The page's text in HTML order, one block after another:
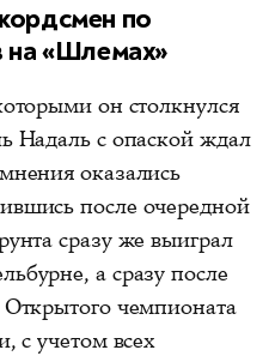
по
на «Шлемах»
он столкнулся
Надаль с опаской ждал
оказались
после очередной
сразу же выиграл
а сразу после
Открытого чемпионата
с учетом всех